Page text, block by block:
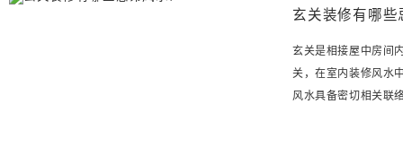
玄关装修有哪些
玄关是相接屋中房间
关，在室内装修风水
风水具备密切相关联